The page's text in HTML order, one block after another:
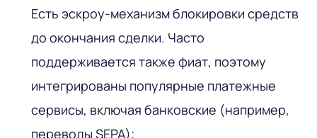
Есть эскроу-механизм блокировки средств
до окончания сделки. Часто
поддерживается также фиат, поэтому
интегрированы популярные платежные
сервисы, включая банковские (например,
переводы SEPA);